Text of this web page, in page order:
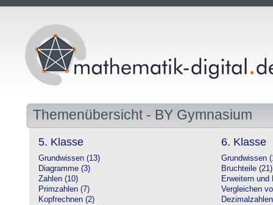
Themenübersicht - BY Gymnasium
5. Klasse
Grundwissen (13)
Diagramme (3)
Zahlen (10)
Primzahlen (7)
Kopfrechnen (2)
6. Klasse
Grundwissen
Bruchteile (21)
Erweitern und
Vergleichen